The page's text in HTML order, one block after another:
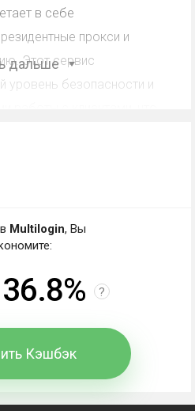
в себе
прокси и
Этот сервис
уровень безопасности и
магазином клиенту
символов, вводимая при
обмен покупатель
дальше
Multilogin, Вы
36.8% ?
Кэшбэк